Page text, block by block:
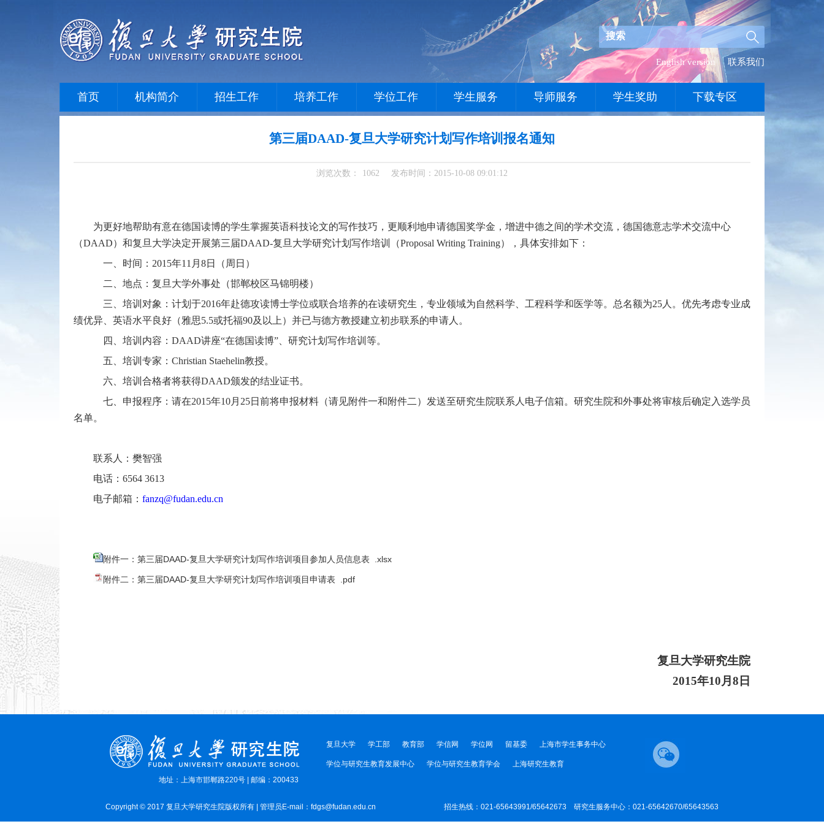
English version 联系我们
首页 机构简介 招生工作 培养工作 学位工作 学生服务 导师服务 学生奖助 下载专区
第三届DAAD-复旦大学研究计划写作培训报名通知
浏览次数： 1062 发布时间：2015-10-08 09:01:12
为更好地帮助有意在德国读博的学生掌握英语科技论文的写作技巧，更顺利地申请德国奖学金，增进中德之间的学术交流，德国德意志学术交流中心
（DAAD）和复旦大学决定开展第三届DAAD-复旦大学研究计划写作培训（Proposal Writing Training），具体安排如下：
一、时间： 2015年11 月 8日（周日）
二、地点：复旦大学外事处 （邯郸校区马锦明楼）
三、培训对象：计划于2016年赴德攻读博士学位或联合培养的在读研究生，专业领域为自然科学、工程科学和医学等。总名额为25 人。优先考虑专业成
绩优异、英语水平良好（雅思5.5或托福90及以上）并已与德方教授建立初步联系的申请人。
四、培训内容： DAAD讲座“在德国读博”、研究计划写作培训等。
五、培训专家： Christian Staehelin教授。
六、培训合格者将获得DAAD颁发的结业证书。
七、申报程序：请在2015年10月 25日前将申报材料（请见附件一和附件二）发送至研究生院联系人电子信箱。研究生院和外事处将审核后确定入选学员
名单。
联系人：樊智强
电话： 6564 3613
电子邮箱： fanzq@fudan.edu.cn
附件一：第三届DAAD-复旦大学研究计划写作培训项目参加人员信息表 .xlsx
附件二：第三届DAAD-复旦大学研究计划写作培训项目申请表 .pdf
复旦大学研究生院
2015年10月 8 日
地址：上海市邯郸路220号 | 邮编：200433
复旦大学 学工部 教育部 学信网 学位网 留基委 上海市学生事务中心
学位与研究生教育发展中心 学位与研究生教育学会 上海研究生教育
Copyright © 2017 复旦大学研究生院版权所有 | 管理员E-mail：fdgs@fudan.edu.cn 招生热线：021-65643991/65642673 研究生服务中心：021-65642670/65643563